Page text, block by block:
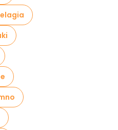
à Athènes
Acropolis of Athens
Monastiraki Square